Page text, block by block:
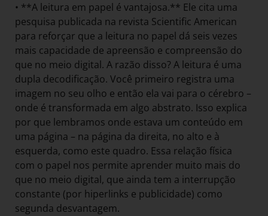
• **A leitura em papel é vantajosa.** Ele cita uma
pesquisa publicada na revista Scientific American
para reforçar que a leitura no papel dá seis vezes
mais capacidade de apreensão e compreensão do
que no meio digital. A razão disso? A leitura é uma
dupla decodificação. Você primeiro registra uma
imagem no seu olho e então ela vai para o cérebro –
onde é transformada em algo abstrato. Isso explica
por que lembramos onde estava um conteúdo em
uma página – na página da direita, no alto e à
esquerda, como este quadro. Essa relação física
com o papel nos permite aprender muito mais do
que no meio digital, que ainda tem a interrupção
constante (por hiperlinks e publicidade) como
segunda desvantagem.